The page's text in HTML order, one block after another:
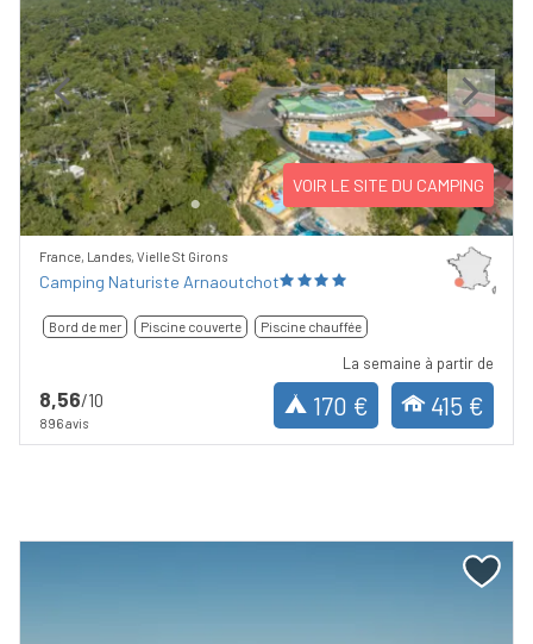
Previous Next
VOIR LE SITE DU CAMPING
France, Landes, Vielle St Girons
Camping Naturiste Arnaoutchot
Bord de mer Piscine couverte Piscine chauffée
8,56/10
896 avis
La semaine à partir de
170 € 415 €